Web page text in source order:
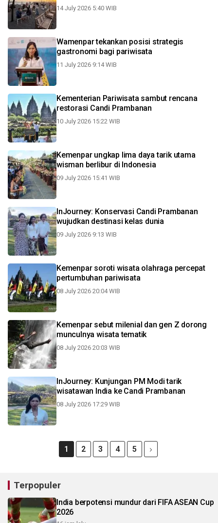
14 July 2026 5:40 WIB
Wamenpar tekankan posisi strategis
gastronomi bagi pariwisata
11 July 2026 9:14 WIB
Kementerian Pariwisata sambut rencana
restorasi Candi Prambanan
10 July 2026 15:22 WIB
Kemenpar ungkap lima daya tarik utama
wisman berlibur di Indonesia
09 July 2026 15:41 WIB
InJourney: Konservasi Candi Prambanan
wujudkan destinasi kelas dunia
09 July 2026 9:13 WIB
Kemenpar soroti wisata olahraga percepat
pertumbuhan pariwisata
08 July 2026 20:04 WIB
Kemenpar sebut milenial dan gen Z dorong
munculnya wisata tematik
08 July 2026 20:03 WIB
InJourney: Kunjungan PM Modi tarik
wisatawan India ke Candi Prambanan
08 July 2026 17:29 WIB
1 2 3 4 5
Terpopuler
India berpotensi mundur dari FIFA ASEAN Cup
2026